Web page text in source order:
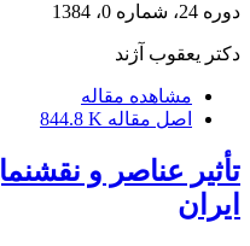
دوره 24، شماره 0، 1384
دکتر یعقوب آژند
مشاهده مقاله
اصل مقاله 844.8 K
تأثیر عناصر و
ایران